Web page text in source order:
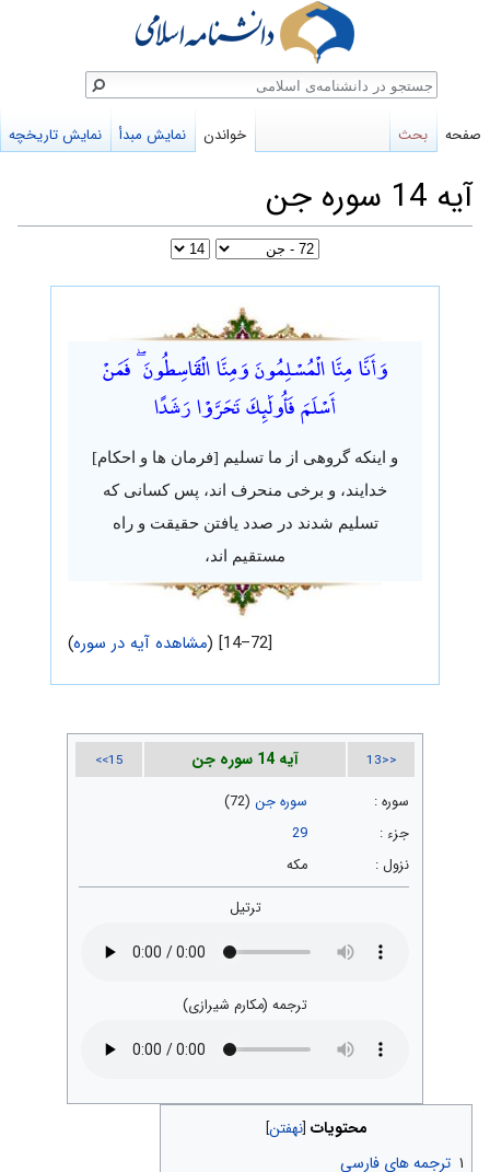
آیه 14 سوره جن
وَأَنَّا مِنَّا الْمُسْلِمُونَ وَمِنَّا الْقَاسِطُونَ ۖ فَمَنْ
أَسْلَمَ فَأُولَٰئِكَ تَحَرَّوْا رَشَدًا
و اینکه گروهی از ما تسلیم [فرمان ها و احکام]
خدایند، و برخی منحرف اند، پس کسانی که
تسلیم شدند در صدد یافتن حقیقت و راه
مستقیم اند،
[72–14] ( مشاهده آیه در سوره)
<<13 آیه 14 سوره جن 15>>
سوره : سوره جن (72)
جزء :
29
نزول :
مکه
ترتیل
ترجمه (مکارم شیرازی)
محتویات
۱ ترجمه های فارسی
صفحه بحث خواندن نمایش مبدأ نمایش تاریخچه
جستجو